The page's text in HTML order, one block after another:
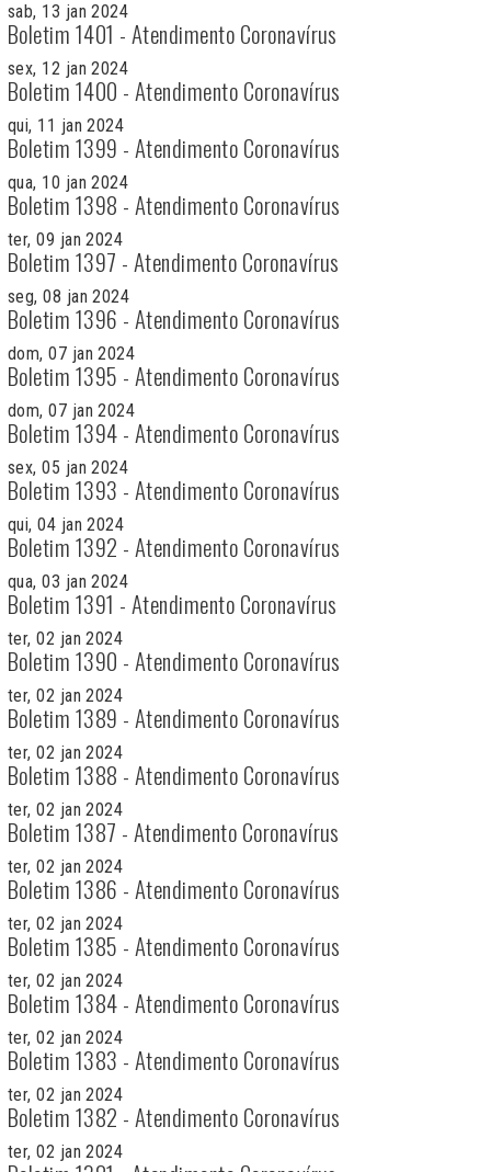
sab, 13 jan 2024
Boletim 1401 - Atendimento Coronavírus
sex, 12 jan 2024
Boletim 1400 - Atendimento Coronavírus
qui, 11 jan 2024
Boletim 1399 - Atendimento Coronavírus
qua, 10 jan 2024
Boletim 1398 - Atendimento Coronavírus
ter, 09 jan 2024
Boletim 1397 - Atendimento Coronavírus
seg, 08 jan 2024
Boletim 1396 - Atendimento Coronavírus
dom, 07 jan 2024
Boletim 1395 - Atendimento Coronavírus
dom, 07 jan 2024
Boletim 1394 - Atendimento Coronavírus
sex, 05 jan 2024
Boletim 1393 - Atendimento Coronavírus
qui, 04 jan 2024
Boletim 1392 - Atendimento Coronavírus
qua, 03 jan 2024
Boletim 1391 - Atendimento Coronavírus
ter, 02 jan 2024
Boletim 1390 - Atendimento Coronavírus
ter, 02 jan 2024
Boletim 1389 - Atendimento Coronavírus
ter, 02 jan 2024
Boletim 1388 - Atendimento Coronavírus
ter, 02 jan 2024
Boletim 1387 - Atendimento Coronavírus
ter, 02 jan 2024
Boletim 1386 - Atendimento Coronavírus
ter, 02 jan 2024
Boletim 1385 - Atendimento Coronavírus
ter, 02 jan 2024
Boletim 1384 - Atendimento Coronavírus
ter, 02 jan 2024
Boletim 1383 - Atendimento Coronavírus
ter, 02 jan 2024
Boletim 1382 - Atendimento Coronavírus
ter, 02 jan 2024